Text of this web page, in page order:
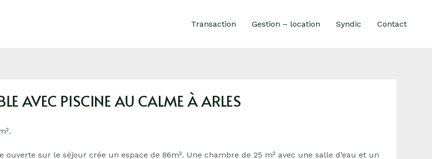
Transaction Gestion – location Syndic Contact
AVEC PISCINE AU CALME À ARLES
sur le séjour crée un espace de 86m². Une chambre de 25 m² avec une salle d’eau et un